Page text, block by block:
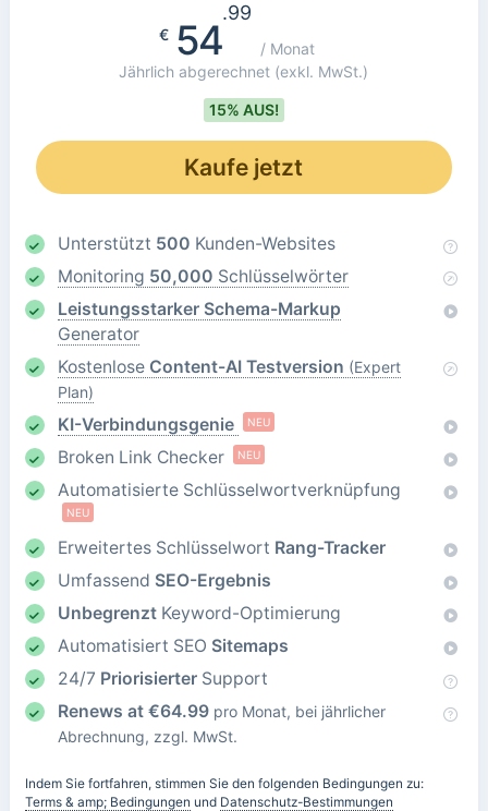
€54
.99
/ Monat
Jährlich abgerechnet (exkl. MwSt.)
15% AUS!
Kaufe jetzt
Unterstützt 500 Kunden-Websites
Monitoring 50,000 Schlüsselwörter
Leistungsstarker Schema-Markup
Generator
Kostenlose Content-AI Testversion (Expert
Plan)
KI-Verbindungsgenie NEU
Broken Link Checker NEU
Automatisierte Schlüsselwortverknüpfung
NEU
Erweitertes Schlüsselwort Rang-Tracker
Umfassend SEO-Ergebnis
UnbegrenztKeyword-Optimierung
Automatisiert SEO Sitemaps
24/7 PriorisierterSupport
Renews at €64.99 pro Monat, bei jährlicher
Abrechnung, zzgl. MwSt.
Indem Sie fortfahren, stimmen Sie den folgenden Bedingungen zu:
Terms & amp; Bedingungen und Datenschutz-Bestimmungen